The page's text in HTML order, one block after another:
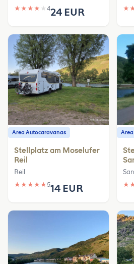
★ ★ ★ ★ ★ 424 EUR ★
Area Autocaravanas
Stellplatz am Moselufer
Reil
Reil
★ ★ ★ ★ ★514 EUR ★